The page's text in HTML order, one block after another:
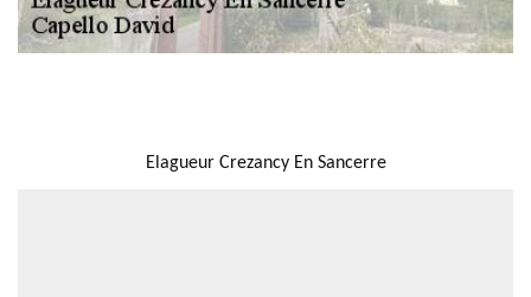
Elagueur Crezancy En Sancerre